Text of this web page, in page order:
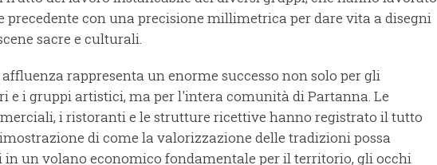
precedente con una precisione millimetrica per dare vita a disegni
sacre e culturali.
rappresenta un enorme successo non solo per gli
e i gruppi artistici, ma per l'intera comunità di Partanna. Le
i ristoranti e le strutture ricettive hanno registrato il tutto
di come la valorizzazione delle tradizioni possa
un volano economico fondamentale per il territorio, gli occhi